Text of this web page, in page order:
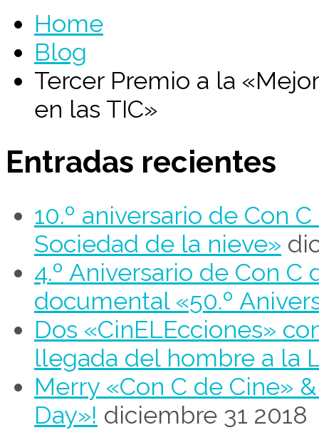
Home
Blog
Tercer Premio a la
en las TIC»
Entradas recientes
10.º aniversario de Con
Sociedad de la nieve»
4.º Aniversario de Con
documental «50.º
Dos «CinELEcciones»
llegada del hombre a la
Merry «Con C de Cine»
Day»! diciembre 31 2018